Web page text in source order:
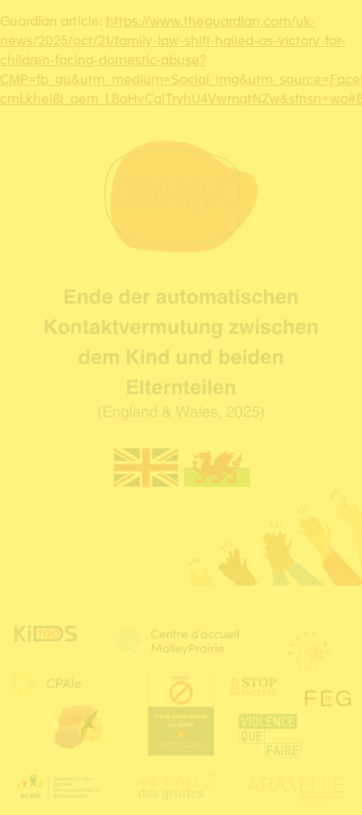
Guardian article: https://www.theguardian.com/uk-
news/2025/oct/21/family-law-shift-hailed-as-victory-for-
children-facing-domestic-abuse?